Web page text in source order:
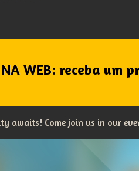
WEB: receba um
awaits! Come join us in our